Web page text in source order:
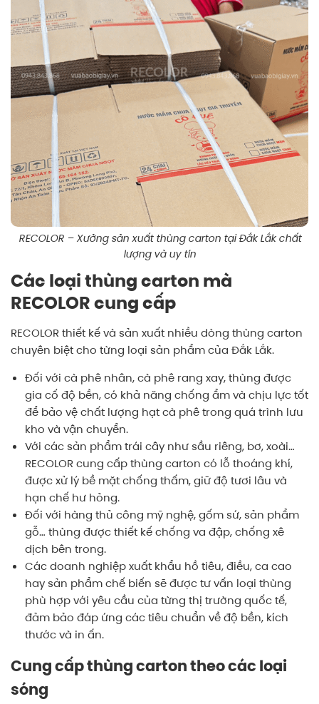
RECOLOR – Xưởng sản xuất thùng carton tại Đắk Lắk chất
lượng và uy tín
Các loại thùng carton mà
RECOLOR cung cấp
RECOLOR thiết kế và sản xuất nhiều dòng thùng carton
chuyên biệt cho từng loại sản phẩm của Đắk Lắk.
Đối với cà phê nhân, cà phê rang xay, thùng được
gia cố độ bền, có khả năng chống ẩm và chịu lực tốt
để bảo vệ chất lượng hạt cà phê trong quá trình lưu
kho và vận chuyển.
Với các sản phẩm trái cây như sầu riêng, bơ, xoài…
RECOLOR cung cấp thùng carton có lỗ thoáng khí,
được xử lý bề mặt chống thấm, giữ độ tươi lâu và
hạn chế hư hỏng.
Đối với hàng thủ công mỹ nghệ, gốm sứ, sản phẩm
gỗ… thùng được thiết kế chống va đập, chống xê
dịch bên trong.
Các doanh nghiệp xuất khẩu hồ tiêu, điều, ca cao
hay sản phẩm chế biến sẽ được tư vấn loại thùng
phù hợp với yêu cầu của từng thị trường quốc tế,
đảm bảo đáp ứng các tiêu chuẩn về độ bền, kích
thước và in ấn.
Cung cấp thùng carton theo các loại
sóng